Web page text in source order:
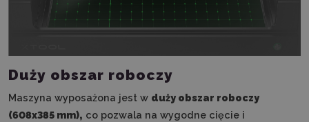
Duży obszar roboczy
Maszyna wyposażona jest w duży obszar roboczy
(608x385 mm), co pozwala na wygodne cięcie i